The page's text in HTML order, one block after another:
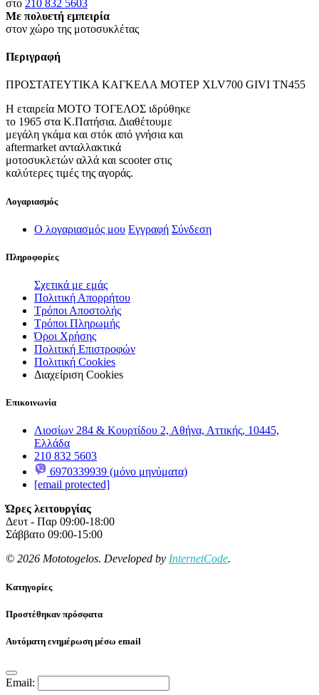
στο 210 832 5603
Με πολυετή εμπειρία
στον χώρο της μοτοσυκλέτας
Περιγραφή
ΠΡΟΣΤΑΤΕΥΤΙΚΑ ΚΑΓΚΕΛΑ ΜΟΤΕΡ XLV700 GIVI TN455
Η εταιρεία ΜΟΤΟ ΤΟΓΕΛΟΣ ιδρύθηκε
το 1965 στα Κ.Πατήσια. Διαθέτουμε
μεγάλη γκάμα και στόκ από γνήσια και
aftermarket ανταλλακτικά
μοτοσυκλετών αλλά και scooter στις
καλύτερες τιμές της αγοράς.
Λογαριασμός
Ο λογαριασμός μου Εγγραφή Σύνδεση
Πληροφορίες
Σχετικά με εμάς
Πολιτική Απορρήτου
Τρόποι Αποστολής
Τρόποι Πληρωμής
Όροι Χρήσης
Πολιτική Επιστροφών
Πολιτική Cookies
Διαχείριση Cookies
Επικοινωνία
Λιοσίων 284 & Κουρτίδου 2, Αθήνα, Αττικής, 10445,
Ελλάδα
210 832 5603
6970339939 (μόνο μηνύματα)
[email protected]
Ώρες λειτουργίας
Δευτ - Παρ 09:00-18:00
Σάββατο 09:00-15:00
© 2026 Mototogelos. Developed by InternetCode.
Κατηγορίες
Προστέθηκαν πρόσφατα
Αυτόματη ενημέρωση μέσω email
Email: